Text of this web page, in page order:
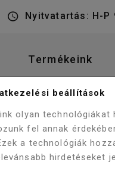
Nyitvatartás: H-P
Termékeink
beállítások
olyan technológiákat
fel annak
a technológiák
hirdetéseket